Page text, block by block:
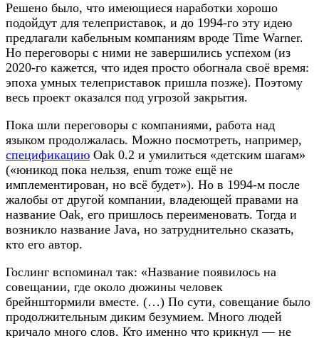
Решено было, что имеющиеся наработки хорошо
подойдут для телеприставок, и до 1994-го эту идею
предлагали кабельным компаниям вроде Time Warner.
Но переговоры с ними не завершились успехом (из
2020-го кажется, что идея просто обогнала своё время:
эпоха умных телеприставок пришла позже). Поэтому
весь проект оказался под угрозой закрытия.
Пока шли переговоры с компаниями, работа над
языком продолжалась. Можно посмотреть, например,
спецификацию Oak 0.2 и умилиться «детским шагам»
(«юникод пока нельзя, enum тоже ещё не
имплементирован, но всё будет»). Но в 1994-м после
жалобы от другой компании, владеющей правами на
название Oak, его пришлось переименовать. Тогда и
возникло название Java, но затруднительно сказать,
кто его автор.
Гослинг вспоминал так: «Название появилось на
совещании, где около дюжины человек
брейнштормили вместе. (…) По сути, совещание было
продолжительным диким безумием. Много людей
кричало много слов. Кто именно что крикнул — не